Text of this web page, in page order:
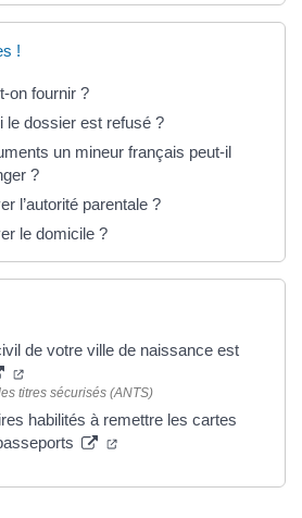
!
on fournir ?
le dossier est refusé ?
un mineur français peut-il
?
l’autorité parentale ?
le domicile ?
de votre ville de naissance est
titres sécurisés (ANTS)
habilités à remettre les cartes